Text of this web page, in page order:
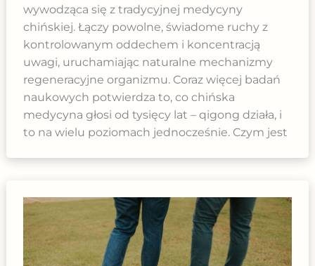
wywodząca się z tradycyjnej medycyny
chińskiej. Łączy powolne, świadome ruchy z
kontrolowanym oddechem i koncentracją
uwagi, uruchamiając naturalne mechanizmy
regeneracyjne organizmu. Coraz więcej badań
naukowych potwierdza to, co chińska
medycyna głosi od tysięcy lat – qigong działa, i
to na wielu poziomach jednocześnie. Czym jest